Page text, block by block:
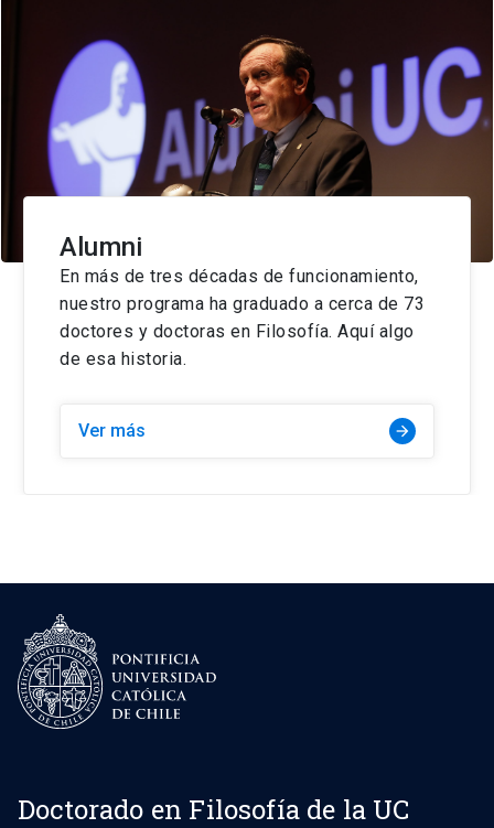
Alumni
En más de tres décadas de funcionamiento,
nuestro programa ha graduado a cerca de 73
doctores y doctoras en Filosofía. Aquí algo
de esa historia.
Ver más arrow_forward
Doctorado en Filosofía de la UC